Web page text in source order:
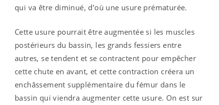
qui va être diminué, d’où une usure prématurée.
Cette usure pourrait être augmentée si les muscles
postérieurs du bassin, les grands fessiers entre
autres, se tendent et se contractent pour empêcher
cette chute en avant, et cette contraction créera un
enchâssement supplémentaire du fémur dans le
bassin qui viendra augmenter cette usure. On est sur